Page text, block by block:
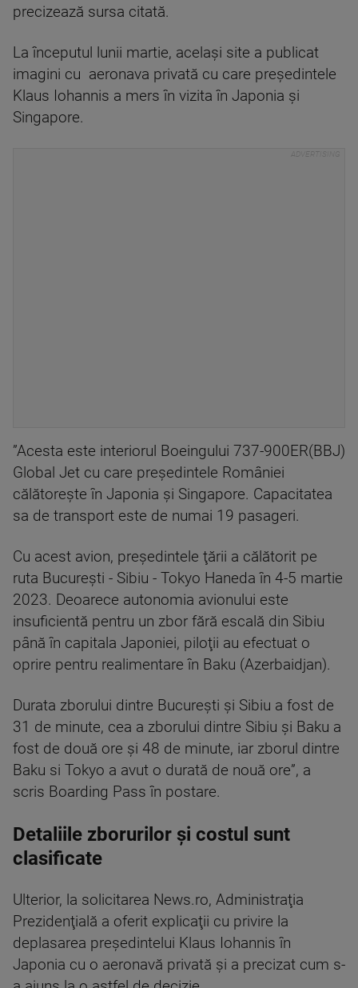
precizează sursa citată.
La începutul lunii martie, acelaşi site a publicat
imagini cu aeronava privată cu care preşedintele
Klaus Iohannis a mers în vizita în Japonia şi
Singapore.
”Acesta este interiorul Boeingului 737-900ER(BBJ)
Global Jet cu care preşedintele României
călătoreşte în Japonia şi Singapore. Capacitatea
sa de transport este de numai 19 pasageri.
Cu acest avion, preşedintele ţării a călătorit pe
ruta Bucureşti - Sibiu - Tokyo Haneda în 4-5 martie
2023. Deoarece autonomia avionului este
insuficientă pentru un zbor fără escală din Sibiu
până în capitala Japoniei, piloţii au efectuat o
oprire pentru realimentare în Baku (Azerbaidjan).
Durata zborului dintre Bucureşti şi Sibiu a fost de
31 de minute, cea a zborului dintre Sibiu şi Baku a
fost de două ore şi 48 de minute, iar zborul dintre
Baku si Tokyo a avut o durată de nouă ore”, a
scris Boarding Pass în postare.
Detaliile zborurilor și costul sunt
clasificate
Ulterior, la solicitarea News.ro, Administraţia
Prezidenţială a oferit explicaţii cu privire la
deplasarea preşedintelui Klaus Iohannis în
Japonia cu o aeronavă privată şi a precizat cum s-